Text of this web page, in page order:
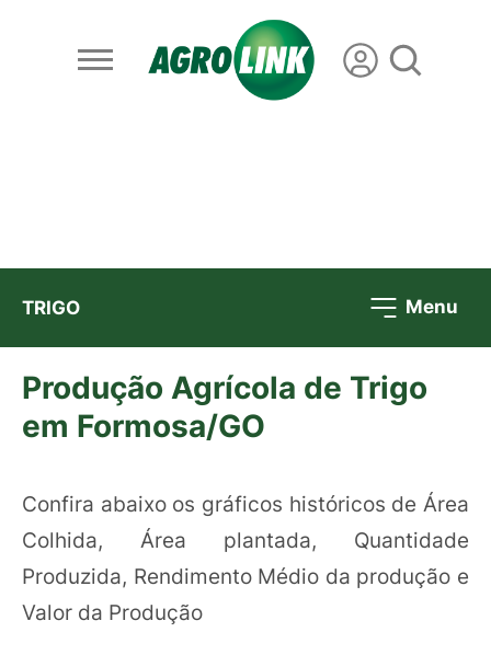
TRIGO Menu
Produção Agrícola de Trigo
em Formosa/GO
Confira abaixo os gráficos históricos de Área
Colhida, Área plantada, Quantidade
Produzida, Rendimento Médio da produção e
Valor da Produção